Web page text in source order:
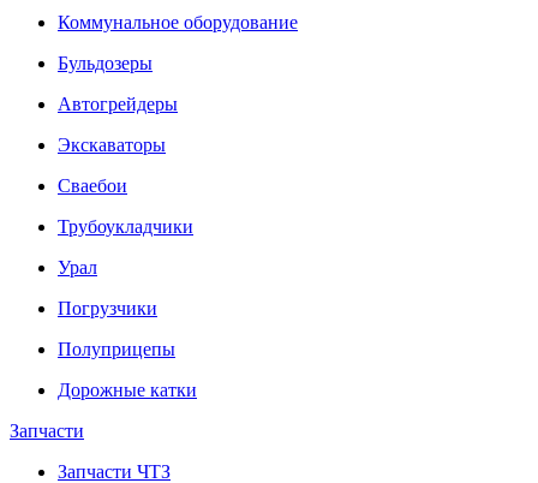
Коммунальное оборудование
Бульдозеры
Автогрейдеры
Экскаваторы
Сваебои
Трубоукладчики
Урал
Погрузчики
Полуприцепы
Дорожные катки
Запчасти
Запчасти ЧТЗ